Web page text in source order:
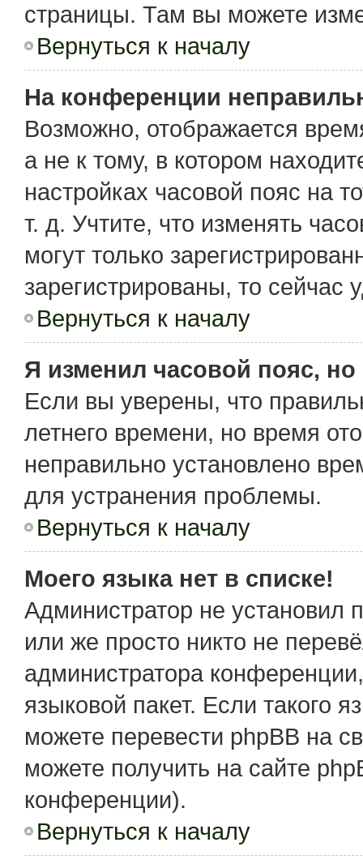
страницы. Там вы можете
Вернуться к началу
На конференции
Возможно, отображается
а не к тому, в котором
настройках часовой пояс на
т. д. Учтите, что изменять
могут только
зарегистрированы, то сейчас
Вернуться к началу
Я изменил часовой пояс,
Если вы уверены, что
летнего времени, но время
неправильно установлено
для устранения проблемы.
Вернуться к началу
Моего языка нет в списке!
Администратор не установил
или же просто никто не
администратора
языковой пакет. Если такого
можете перевести phpBB на
можете получить на сайте
конференции).
Вернуться к началу